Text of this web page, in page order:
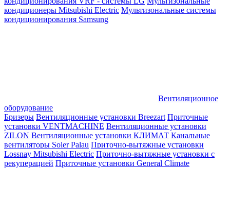
кондиционеры Mitsubishi Electric Мультизональные системы
кондиционирования Samsung
Вентиляционное
оборудование
Бризеры Вентиляционные установки Breezart Приточные
установки VENTMACHINE Вентиляционные установки
ZILON Вентиляционные установки КЛИМАТ Канальные
вентиляторы Soler Palau Приточно-вытяжные установки
Lossnay Mitsubishi Electric Приточно-вытяжные установки с
рекуперацией Приточные установки General Climate